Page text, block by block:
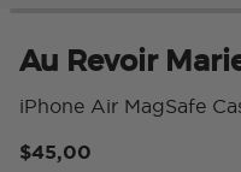
Au Revoir
iPhone Air MagSafe
$45,00